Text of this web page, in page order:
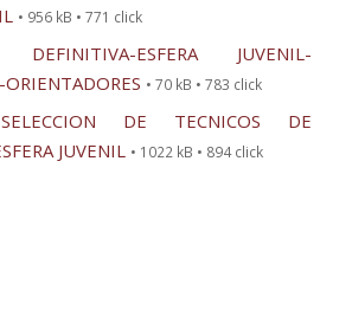
• 956 kB • 771 click
DEFINITIVA-ESFERA JUVENIL-
• 70 kB • 783 click
DE TECNICOS DE
JUVENIL • 1022 kB • 894 click